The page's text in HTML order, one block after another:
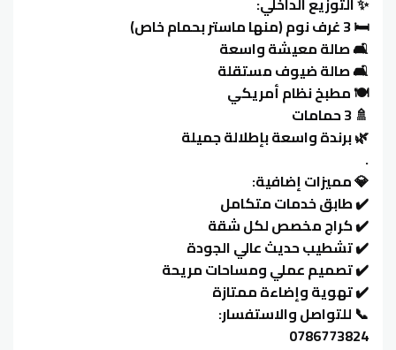
🛏️ 3 غرف نوم (منها ماستر بحمام خاص)
🛋️ صالة معيشة واسعة
🛋️ صالة ضيوف مستقلة
🍽️ مطبخ نظام أمريكي
🚿 3 حمامات
🌿 برندة واسعة بإطلالة جميلة
.
💎 مميزات إضافية:
✔️ طابق خدمات متكامل
✔️ كراج مخصص لكل شقة
✔️ تشطيب حديث عالي الجودة
✔️ تصميم عملي ومساحات مريحة
✔️ تهوية وإضاءة ممتازة
📞 للتواصل والاستفسار:
0786773824